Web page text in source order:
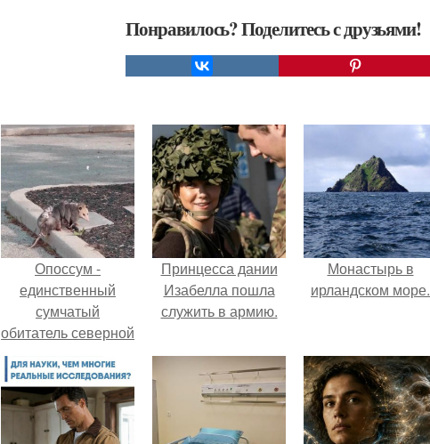
Понравилось? Поделитесь с друзьями!
Опоссум -
единственный
сумчатый
обитатель северной
Принцесса дании
Изабелла пошла
служить в армию.
Монастырь в
ирландском море.